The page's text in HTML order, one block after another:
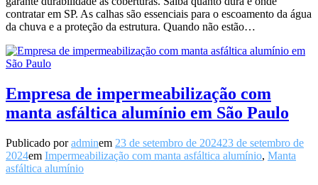
contratar em SP. As calhas são essenciais para o escoamento da água
da chuva e a proteção da estrutura. Quando não estão…
Empresa de impermeabilização com
manta asfáltica alumínio em São Paulo
Publicado poradminem 23 de setembro de 202423 de setembro de
2024em Impermeabilização com manta asfáltica alumínio, Manta
asfáltica alumínio